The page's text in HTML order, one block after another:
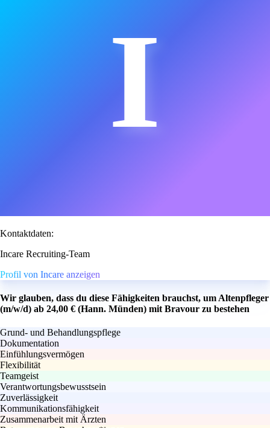
I
Kontaktdaten:
Incare Recruiting-Team
Profil von Incare anzeigen
Wir glauben, dass du diese Fähigkeiten brauchst, um Altenpfleger
(m/w/d) ab 24,00 € (Hann. Münden) mit Bravour zu bestehen
Grund- und Behandlungspflege
Dokumentation
Einfühlungsvermögen
Flexibilität
Teamgeist
Verantwortungsbewusstsein
Zuverlässigkeit
Kommunikationsfähigkeit
Zusammenarbeit mit Ärzten